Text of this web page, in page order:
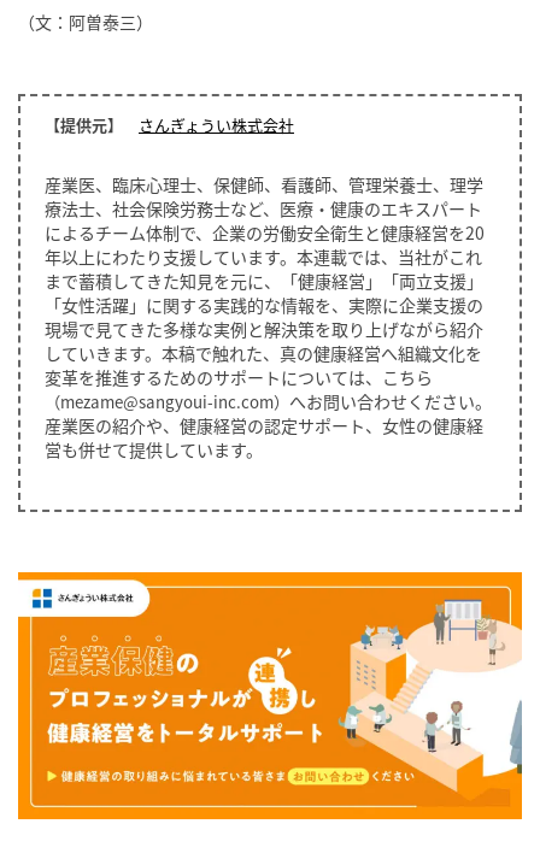
（文：阿曽泰三）
【提供元】 さんぎょうい株式会社
産業医、臨床心理士、保健師、看護師、管理栄養士、理学
療法士、社会保険労務士など、医療・健康のエキスパート
によるチーム体制で、企業の労働安全衛生と健康経営を20
年以上にわたり支援しています。本連載では、当社がこれ
まで蓄積してきた知見を元に、「健康経営」「両立支援」
「女性活躍」に関する実践的な情報を、実際に企業支援の
現場で見てきた多様な実例と解決策を取り上げながら紹介
していきます。本稿で触れた、真の健康経営へ組織文化を
変革を推進するためのサポートについては、こちら
（mezame@sangyoui-inc.com） へお問い合わせください。
産業医の紹介や、健康経営の認定サポート、女性の健康経
営も併せて提供しています。